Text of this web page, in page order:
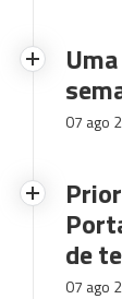
07 ago
de
07 ago